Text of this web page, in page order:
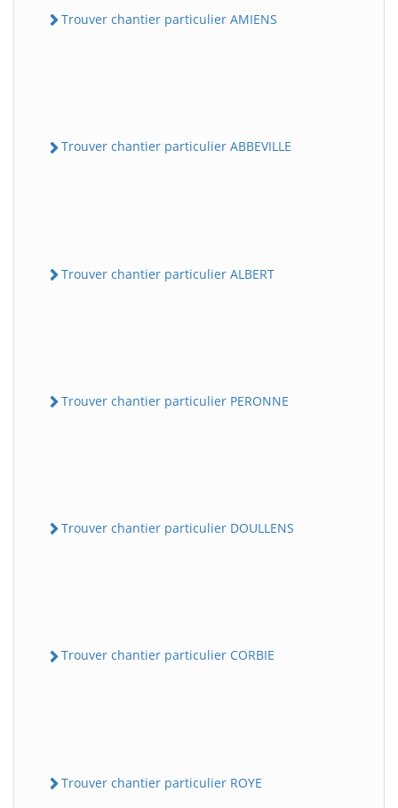
Trouver chantier particulier AMIENS
Trouver chantier particulier ABBEVILLE
Trouver chantier particulier ALBERT
Trouver chantier particulier PERONNE
Trouver chantier particulier DOULLENS
Trouver chantier particulier CORBIE
Trouver chantier particulier ROYE